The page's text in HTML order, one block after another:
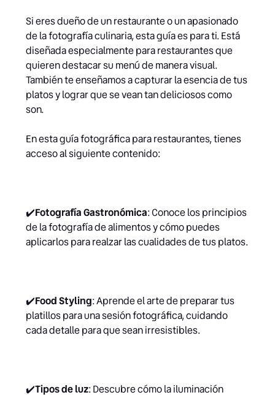
Si eres dueño de un restaurante o un apasionado
de la fotografía culinaria, esta guía es para ti. Está
diseñada especialmente para restaurantes que
quieren destacar su menú de manera visual.
También te enseñamos a capturar la esencia de tus
platos y lograr que se vean tan deliciosos como
son.
En esta guía fotográfica para restaurantes, tienes
acceso al siguiente contenido:
✔️Fotografía Gastronómica: Conoce los principios
de la fotografía de alimentos y cómo puedes
aplicarlos para realzar las cualidades de tus platos.
✔️Food Styling: Aprende el arte de preparar tus
platillos para una sesión fotográfica, cuidando
cada detalle para que sean irresistibles.
✔️Tipos de luz: Descubre cómo la iluminación